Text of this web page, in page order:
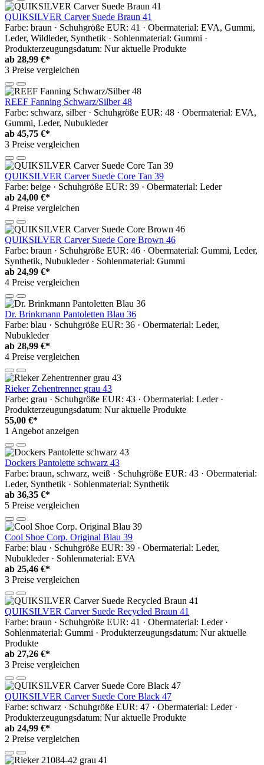
QUIKSILVER Carver Suede Braun 41
Farbe: braun · Schuhgröße EUR: 41 · Obermaterial: EVA, Gummi,
Leder, Wildleder, Synthetik · Sohlenmaterial: Gummi ·
Produkterzeugungsdatum: Nur aktuelle Produkte
ab 28,99 €*
3 Preise vergleichen
REEF Fanning Schwarz/Silber 48
Farbe: schwarz, silber · Schuhgröße EUR: 48 · Obermaterial: EVA,
Gummi, Leder, Nubukleder
ab 45,75 €*
3 Preise vergleichen
QUIKSILVER Carver Suede Core Tan 39
Farbe: beige · Schuhgröße EUR: 39 · Obermaterial: Leder
ab 24,00 €*
4 Preise vergleichen
QUIKSILVER Carver Suede Core Brown 46
Farbe: braun · Schuhgröße EUR: 46 · Obermaterial: Gummi, Leder,
Synthetik, Nubukleder · Sohlenmaterial: Gummi
ab 24,99 €*
4 Preise vergleichen
Dr. Brinkmann Pantoletten Blau 36
Farbe: blau · Schuhgröße EUR: 36 · Obermaterial: Leder,
Nubukleder
ab 28,99 €*
4 Preise vergleichen
Rieker Zehentrenner grau 43
Farbe: grau · Schuhgröße EUR: 43 · Obermaterial: Leder ·
Produkterzeugungsdatum: Nur aktuelle Produkte
55,00 €*
1 Angebot anzeigen
Dockers Pantolette schwarz 43
Farbe: braun, schwarz, weiß · Schuhgröße EUR: 43 · Obermaterial:
Leder, Synthetik · Sohlenmaterial: Synthetik
ab 36,35 €*
5 Preise vergleichen
Cool Shoe Corp. Original Blau 39
Farbe: blau · Schuhgröße EUR: 39 · Obermaterial: Leder,
Nubukleder · Sohlenmaterial: EVA
ab 25,46 €*
3 Preise vergleichen
QUIKSILVER Carver Suede Recycled Braun 41
Farbe: braun · Schuhgröße EUR: 41 · Obermaterial: Leder ·
Sohlenmaterial: Gummi · Produkterzeugungsdatum: Nur aktuelle
Produkte
ab 27,26 €*
3 Preise vergleichen
QUIKSILVER Carver Suede Core Black 47
Farbe: schwarz · Schuhgröße EUR: 47 · Obermaterial: Leder ·
Produkterzeugungsdatum: Nur aktuelle Produkte
ab 24,99 €*
2 Preise vergleichen